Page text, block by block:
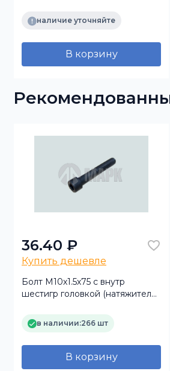
наличие уточняйте
В корзину
36.40 ₽
Купить дешевле
Болт M10х1.5х75 с внутр
шестигр головкой (натяжителя
в наличии:266 шт
В корзину